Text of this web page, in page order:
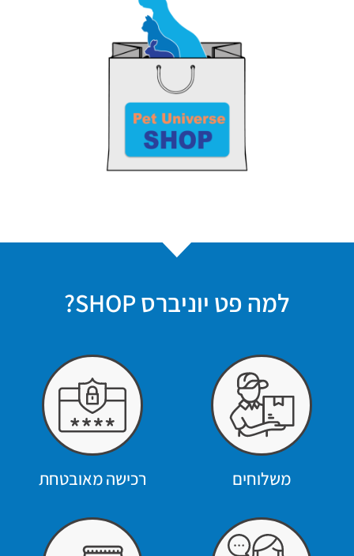
למה פט יוניברס SHOP?
משלוחים רכישה מאובטחת